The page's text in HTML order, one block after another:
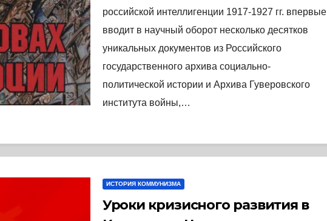
Книга
российской интеллигенции 1917-1927 гг. впервые
вводит в научный оборот несколько десятков
уникальных документов из Российского
государственного архива социально-
политической истории и Архива Гуверовского
института войны,…
ИСТОРИЯ КОММУНИЗМА
Уроки кризисного развития в